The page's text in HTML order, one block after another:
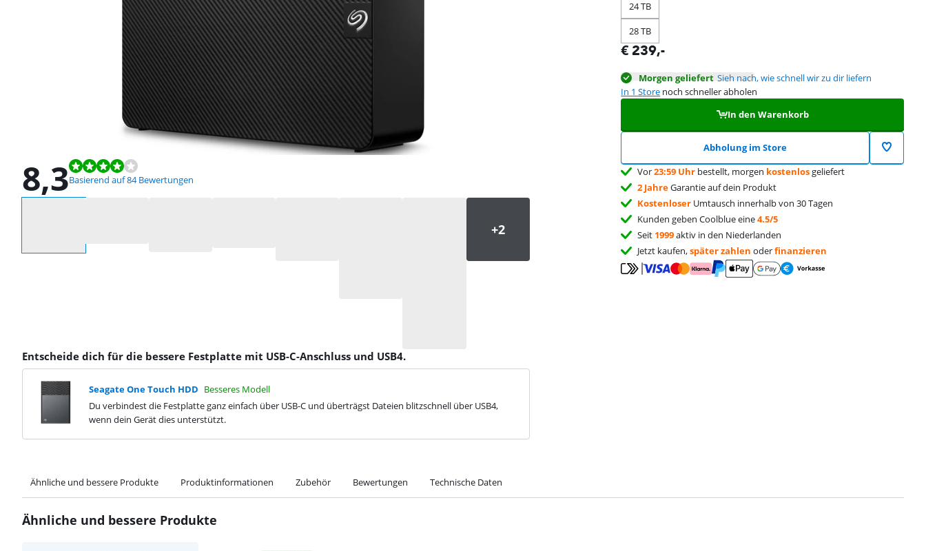
8,3
Bewertet mit 8,3 von 10, basierend auf 84 Bewertungen.
Basierend auf 84 Bewertungen
Entscheide dich für die bessere Festplatte mit USB-C-Anschluss und USB4.
Seagate One Touch HDD Besseres Modell
Du verbindest die Festplatte ganz einfach über USB-C und überträgst Dateien blitzschnell über USB4,
wenn dein Gerät dies unterstützt.
24 TB
28 TB
€ 239,-
Morgen geliefert Sieh nach, wie schnell wir zu dir liefern
In 1 Store noch schneller abholen
In den Warenkorb
Abholung im Store
Vor23:59 Uhr bestellt, morgen kostenlosgeliefert
2 JahreGarantie auf dein Produkt
Kostenloser Umtausch innerhalb von 30 Tagen
Kunden geben Coolblue eine4.5/5
Seit 1999aktiv in den Niederlanden
Jetzt kaufen,später zahlen oderfinanzieren
Ähnliche und bessere Produkte Produktinformationen Zubehör Bewertungen Technische Daten
Ähnliche und bessere Produkte